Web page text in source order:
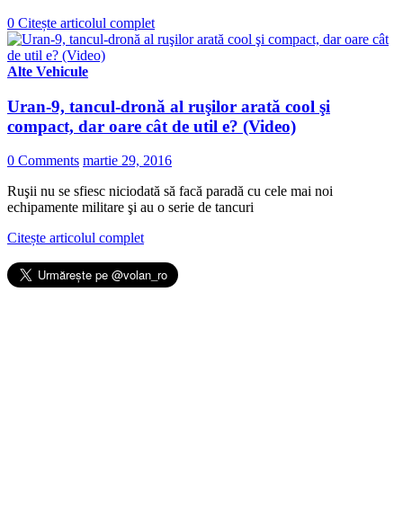
0 Citește articolul complet
Alte Vehicule
Uran-9, tancul-dronă al ruşilor arată cool şi
compact, dar oare cât de util e? (Video)
0 Comments martie 29, 2016
Ruşii nu se sfiesc niciodată să facă paradă cu cele mai noi
echipamente militare şi au o serie de tancuri
Citește articolul complet